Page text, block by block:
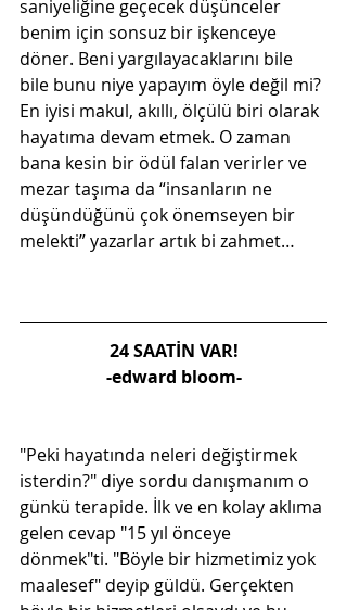
saniyeliğine geçecek düşünceler
benim için sonsuz bir işkenceye
döner. Beni yargılayacaklarını bile
bile bunu niye yapayım öyle değil mi?
En iyisi makul, akıllı, ölçülü biri olarak
hayatıma devam etmek. O zaman
bana kesin bir ödül falan verirler ve
mezar taşıma da “insanların ne
düşündüğünü çok önemseyen bir
melekti” yazarlar artık bi zahmet…
24 SAATİN VAR!
-edward bloom-
"Peki hayatında neleri değiştirmek
isterdin?" diye sordu danışmanım o
günkü terapide. İlk ve en kolay aklıma
gelen cevap "15 yıl önceye
dönmek"ti. "Böyle bir hizmetimiz yok
maalesef" deyip güldü. Gerçekten